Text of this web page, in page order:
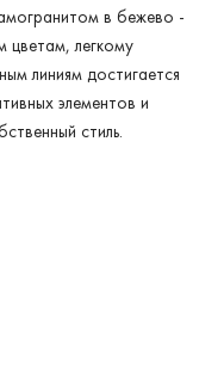
в бежево -
цветам, легкому
линиям достигается
элементов и
стиль.